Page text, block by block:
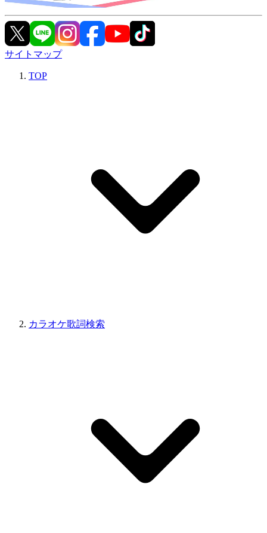
サイトマップ
TOP
カラオケ歌詞検索